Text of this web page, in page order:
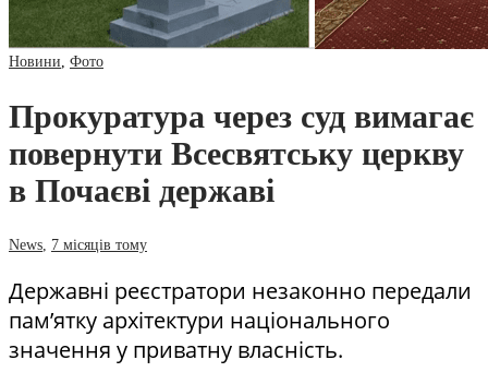
Новини Фото
Прокуратура через суд вимагає
повернути Всесвятську церкву
в Почаєві державі
News 7 місяців тому
Державні реєстратори незаконно передали
пам’ятку архітектури національного
значення у приватну власність.